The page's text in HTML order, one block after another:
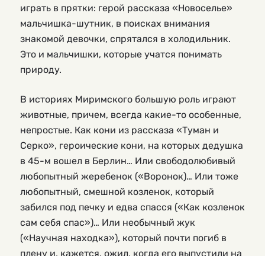
играть в прятки: герой рассказа «Новоселье»
мальчишка-шутник, в поисках внимания
знакомой девочки, спрятался в холодильник.
Это и мальчишки, которые учатся понимать
природу.
В историях Миримского большую роль играют
животные, причем, всегда какие-то особенные,
непростые. Как кони из рассказа «Туман и
Серко», героические кони, на которых дедушка
в 45-м вошел в Берлин… Или свободолюбивый
любопытный жеребенок («Воронок)… Или тоже
любопытный, смешной козленок, который
забился под печку и едва спасся («Как козленок
сам себя спас»)… Или необычный жук
(«Научная находка»), который почти погиб в
плену и, кажется, ожил, когда его выпустили на